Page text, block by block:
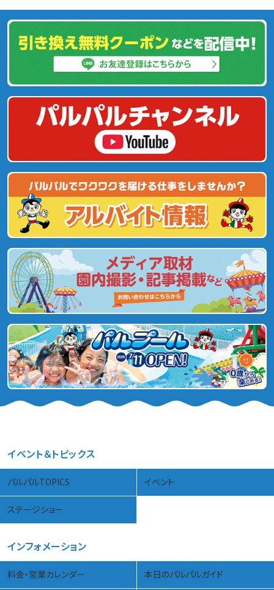
イベント＆トピックス
パルパルTOPICS イベント
ステージショー
インフォメーション
料金・営業カレンダー 本日のパルパルガイド